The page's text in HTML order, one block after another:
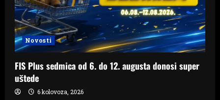
Novosti
FIS Plus sedmica od 6. do 12. augusta donosi super
uštede
6 kolovoza, 2026